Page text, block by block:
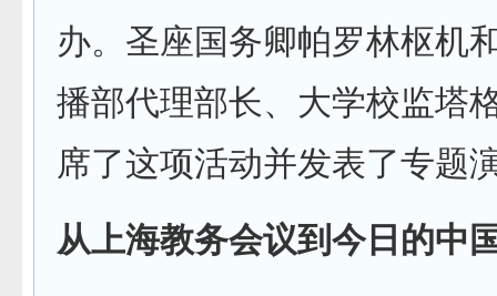
办。圣座国务卿帕罗林枢机
播部代理部长、大学校监塔
席了这项活动并发表了专题
从上海教务会议到今日的中